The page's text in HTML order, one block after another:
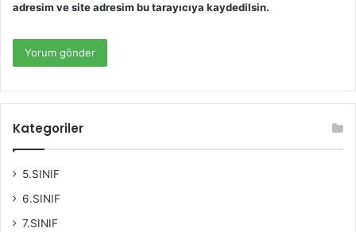
adresim ve site adresim bu tarayıcıya kaydedilsin.
Kategoriler
5.SINIF
6.SINIF
7.SINIF